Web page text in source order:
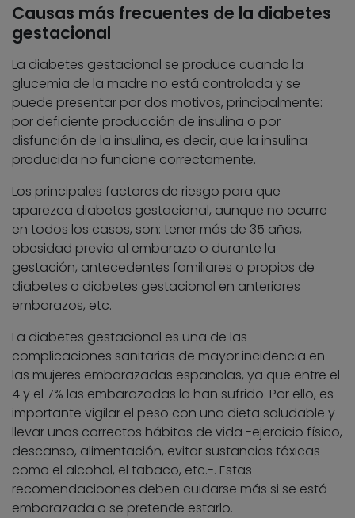
Causas más frecuentes de la diabetes
gestacional
La diabetes gestacional se produce cuando la
glucemia de la madre no está controlada y se
puede presentar por dos motivos, principalmente:
por deficiente producción de insulina o por
disfunción de la insulina, es decir, que la insulina
producida no funcione correctamente.
Los principales factores de riesgo para que
aparezca diabetes gestacional, aunque no ocurre
en todos los casos, son: tener más de 35 años,
obesidad previa al embarazo o durante la
gestación, antecedentes familiares o propios de
diabetes o diabetes gestacional en anteriores
embarazos, etc.
La diabetes gestacional es una de las
complicaciones sanitarias de mayor incidencia en
las mujeres embarazadas españolas, ya que entre el
4 y el 7% las embarazadas la han sufrido. Por ello, es
importante vigilar el peso con una dieta saludable y
llevar unos correctos hábitos de vida -ejercicio físico,
descanso, alimentación, evitar sustancias tóxicas
como el alcohol, el tabaco, etc.-. Estas
recomendacioones deben cuidarse más si se está
embarazada o se pretende estarlo.